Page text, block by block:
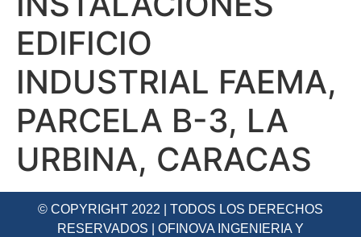
EDIFICIO
INDUSTRIAL FAEMA,
PARCELA B-3, LA
URBINA, CARACAS
© COPYRIGHT 2022 | TODOS LOS DERECHOS
RESERVADOS | OFINOVA INGENIERIA Y